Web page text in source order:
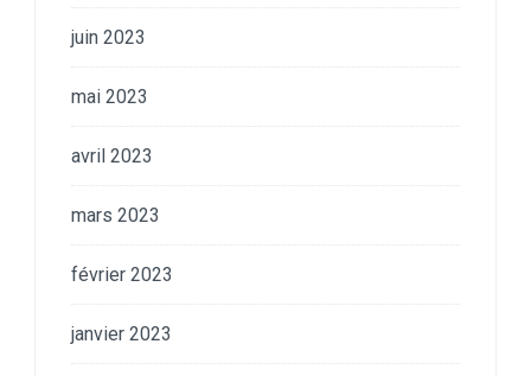
juin 2023
mai 2023
avril 2023
mars 2023
février 2023
janvier 2023